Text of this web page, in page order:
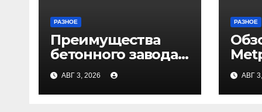
РАЗНОЕ
Преимущества
бетонного завода
ПКФ «Тибет» в
Волгограде и
Волжском
АВГ 3, 2026
РАЗНОЕ
АВГ